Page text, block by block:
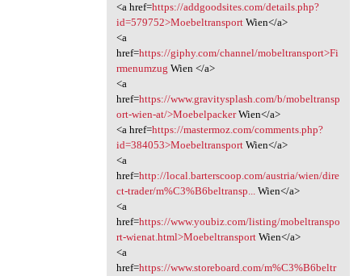
<a href=https://addgoodsites.com/details.php?
id=579752>MoebeltransportWien</a>
<a
href=https://giphy.com/channel/mobeltransport>Fi
rmenumzug Wien </a>
<a
href=https://www.gravitysplash.com/b/mobeltransp
ort-wien-at/>MoebelpackerWien</a>
<a href=https://mastermoz.com/comments.php?
id=384053>MoebeltransportWien</a>
<a
href=http://local.barterscoop.com/austria/wien/dire
ct-trader/m%C3%B6beltransp...Wien</a>
<a
href=https://www.youbiz.com/listing/mobeltranspo
rt-wienat.html>MoebeltransportWien</a>
<a
href=https://www.storeboard.com/m%C3%B6beltr